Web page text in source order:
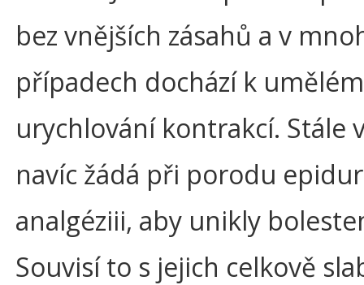
bez vnějších zásahů a v
případech dochází k
urychlování kontrakcí. Stále
navíc žádá při porodu
analgéziii, aby unikly
Souvisí to s jejich celkově